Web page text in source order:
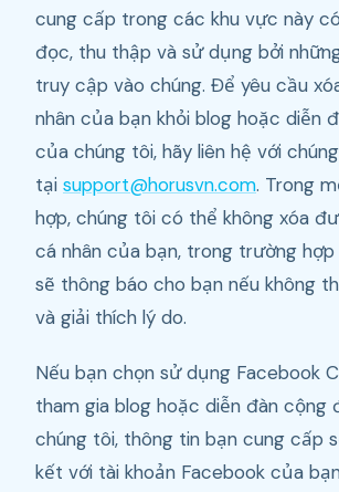
cung cấp trong các khu vực này
đọc, thu thập và sử dụng bởi
truy cập vào chúng. Để yêu cầu
nhân của bạn khỏi blog hoặc diễn
của chúng tôi, hãy liên hệ với
tại support@horusvn.com. Trong
hợp, chúng tôi có thể không xóa
cá nhân của bạn, trong trường
sẽ thông báo cho bạn nếu không
và giải thích lý do.
Nếu bạn chọn sử dụng Facebook
tham gia blog hoặc diễn đàn cộng
chúng tôi, thông tin bạn cung cấp
kết với tài khoản Facebook của